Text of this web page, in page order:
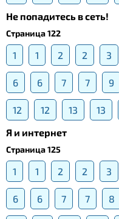
Не попадитесь в сеть!
Страница 122
1 1 2 2 3
6 6 7 7 9
12 12 13 13
Я и интернет
Страница 125
1 1 2 2 3
6 6 7 7 8